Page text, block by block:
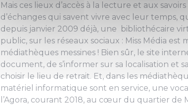
Mais ces lieux d’accès à la lecture et aux
d’échanges qui savent vivre avec leur temps,
depuis janvier 2009 déjà, une bibliothécaire
public, sur les réseaux sociaux : Miss Média
médiathèques messines ! Bien sûr, le site
document, de s’informer sur sa localisation et
choisir le lieu de retrait. Et, dans les
matériel informatique sont en service, une
l’Agora, courant 2018, au cœur du quartier